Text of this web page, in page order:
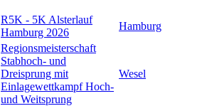
R5K - 5K Alsterlauf
Hamburg 2026
Hamburg
Regionsmeisterschaft
Stabhoch- und
Dreisprung mit
Einlagewettkampf Hoch-
und Weitsprung
Wesel